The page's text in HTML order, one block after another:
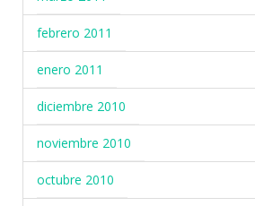
febrero 2011
enero 2011
diciembre 2010
noviembre 2010
octubre 2010